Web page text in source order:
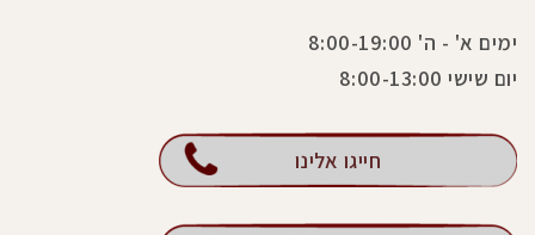
ימים א' - ה' 8:00-19:00
יום שישי 8:00-13:00
חייגו אלינו